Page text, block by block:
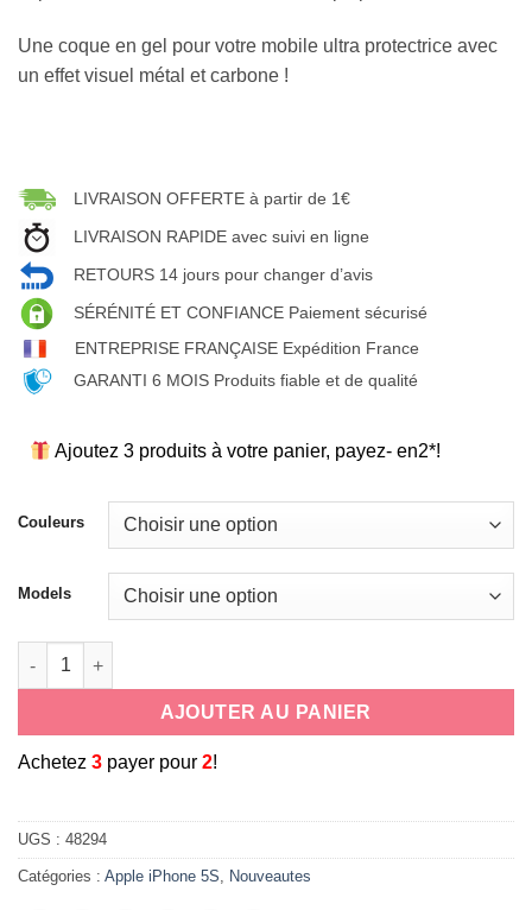
Une coque en gel pour votre mobile ultra protectrice avec
un effet visuel métal et carbone !
LIVRAISON OFFERTE à partir de 1€
LIVRAISON RAPIDE avec suivi en ligne
RETOURS 14 jours pour changer d’avis
SÉRÉNITÉ ET CONFIANCE Paiement sécurisé
ENTREPRISE FRANÇAISE Expédition France
GARANTI 6 MOIS Produits fiable et de qualité
Ajoutez 3 produits à votre panier, payez- en2*!
Couleurs
Models
quantité de Coque-etui de protection en silicone effet metal et
AJOUTER AU PANIER
Achetez 3 payer pour 2!
UGS : 48294
Catégories : Apple iPhone 5S, Nouveautes